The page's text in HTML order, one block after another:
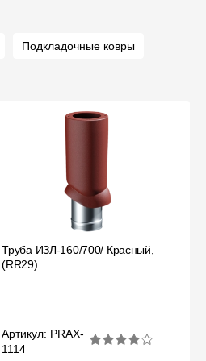
Подкладочные ковры
Труба ИЗЛ-160/700/ Красный,
(RR29)
Артикул: PRAX-
1114